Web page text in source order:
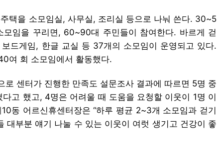
택을 소모임실, 사무실, 조리실 등으로 나눠 쓴다. 30~5
모임을 꾸리면, 60~90대 주민들이 참여한다. 바르게 걷
드게임, 한글 교실 등 37개의 소모임이 운영되고 있다.
여 회 소모임에서 활동했다.
센터가 진행한 만족도 설문조사 결과에 따르면 5명 중
고 했고, 4명은 어려울 때 도움을 요청할 이웃이 1명 이
동 어르신휴센터장은 “하루 평균 2~3개 소모임과 걷기
대부분 얘기 나눌 수 있는 이웃이 여럿 생기고 건강이 좋